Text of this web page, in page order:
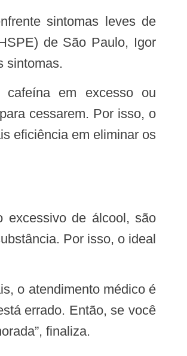
de São Paulo, Igor
sintomas.
cessarem. Por isso, o
eficiência em eliminar os
Por isso, o ideal
errado. Então, se você
finaliza.